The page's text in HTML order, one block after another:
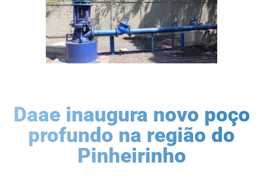
Daae inaugura novo poço
profundo na região do
Pinheirinho